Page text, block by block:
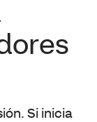
Si inicia